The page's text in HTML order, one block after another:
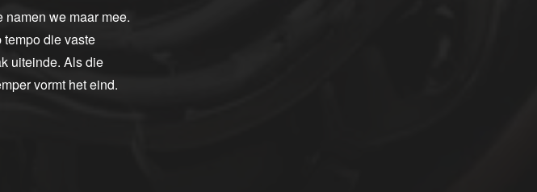
we maar mee.
die vaste
uiteinde. Als die
vormt het eind.